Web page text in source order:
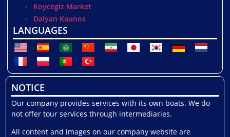
Koycegiz Market
Dalyan Kaunos
LANGUAGES
NOTICE
Our company provides services with its own boats. We do
not offer tour services through intermediaries.
All content and images on our company website are